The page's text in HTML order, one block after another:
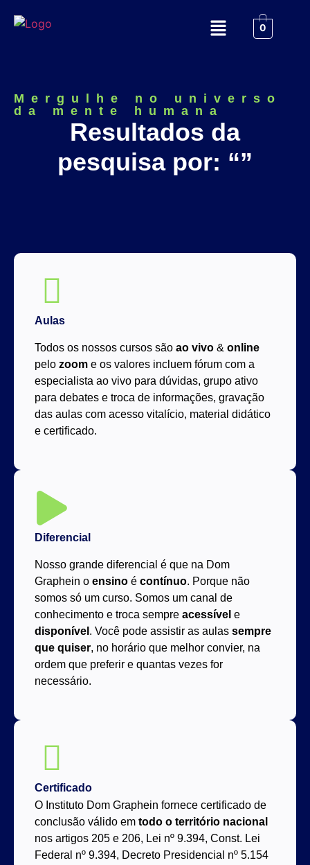
0
Mergulhe no universo
da mente humana
Resultados da
pesquisa por: “”
Aulas
Todos os nossos cursos são ao vivo & online
pelo zoom e os valores incluem fórum com a
especialista ao vivo para dúvidas, grupo ativo
para debates e troca de informações, gravação
das aulas com acesso vitalício, material didático
e certificado.
Diferencial
Nosso grande diferencial é que na Dom
Graphein o ensino é contínuo. Porque não
somos só um curso. Somos um canal de
conhecimento e troca sempre acessível e
disponível . Você pode assistir as aulas sempre
que quiser, no horário que melhor convier, na
ordem que preferir e quantas vezes for
necessário.
Certificado
O Instituto Dom Graphein fornece certificado de
conclusão válido em todo o território nacional
nos artigos 205 e 206, Lei nº 9.394, Const. Lei
Federal nº 9.394, Decreto Presidencial nº 5.154